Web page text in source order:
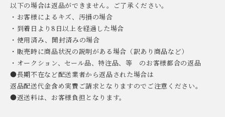
以下の場合は返品ができません。ご了承ください。
・お客様によるキズ、汚損の場合
・到着日より8日以上を経過した場合
・使用済み、開封済みの場合
・販売時に商品状況の説明がある場合（訳あり商品など）
・オークション、セール品、特注品、等 のお客様都合の返品
●長期不在など配送業者から返品された場合は
返品配送代金含め実費ご請求となりますのでご注意ください。
●返送料は、お客様負担となります。